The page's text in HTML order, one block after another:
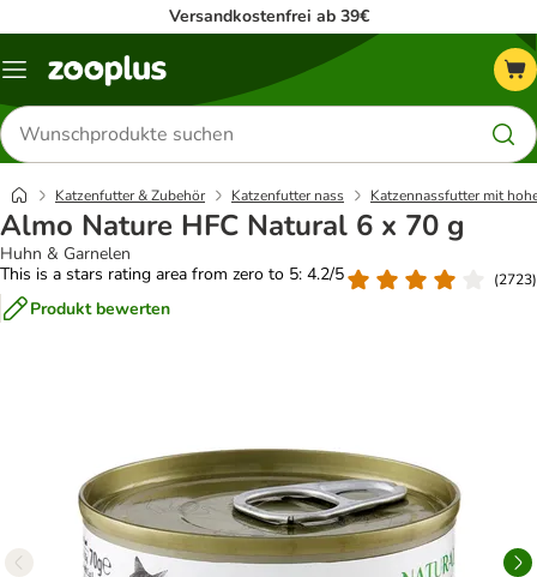
Versandkostenfrei ab 39€
Menü
Produkte
suchen
Katzenfutter & Zubehör Katzenfutter nass Katzennassfutter mit
Almo Nature HFC Natural 6 x 70 g
Huhn & Garnelen
This is a stars rating area from zero to 5: 4.2/5
(2723)
Produkt bewerten